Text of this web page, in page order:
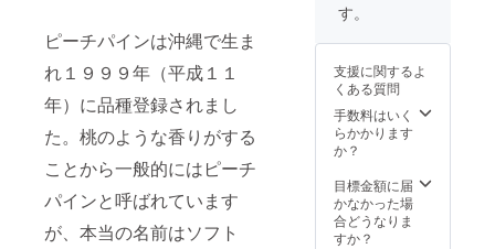
ピーチパインは沖縄で生ま
れ１９９９年（平成１１
年）に品種登録されまし
た。桃のような香りがする
ことから一般的にはピーチ
パインと呼ばれています
が、本当の名前はソフト
2022/07
す。
支援に関するよ
くある質問
手数料はいく
らかかります
か？
目標金額に届
かなかった場
合どうなりま
すか？